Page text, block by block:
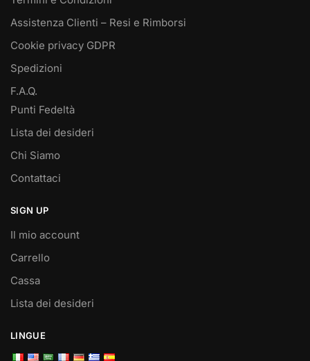
Assistenza Clienti – Resi e Rimborsi
Cookie privacy GDPR
Spedizioni
F.A.Q.
Punti Fedeltà
Lista dei desideri
Chi Siamo
Contattaci
SIGN UP
Il mio account
Carrello
Cassa
Lista dei desideri
LINGUE